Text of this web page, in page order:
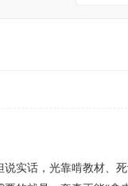
实话，光靠啃教材、